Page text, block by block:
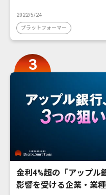
2022/5/24
プラットフォーマー
金利4%超の「アップル
影響を受ける企業・業